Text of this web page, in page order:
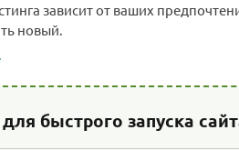
зависит от ваших
новый.
быстрого запуска